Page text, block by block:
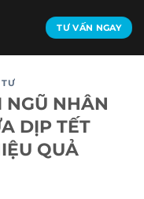
TƯ VẤN NGAY
NGŨ NHÂN
DỊP TẾT
QUẢ